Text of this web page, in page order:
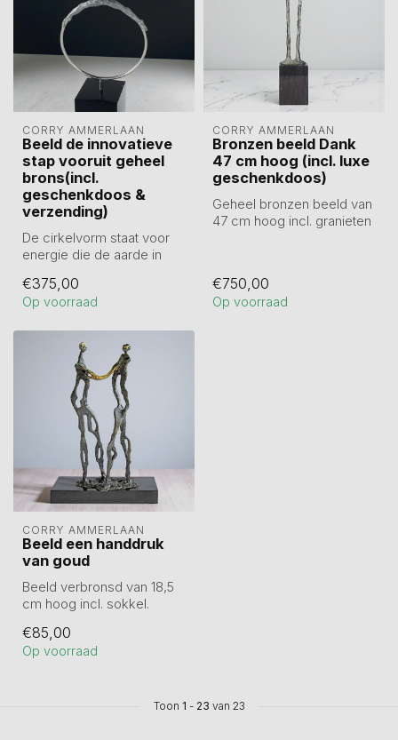
CORRY AMMERLAAN
Beeld de innovatieve
stap vooruit geheel
brons(incl.
geschenkdoos &
verzending)
De cirkelvorm staat voor
energie die de aarde in
levert a...
€375,00
Op voorraad
CORRY AMMERLAAN
Bronzen beeld Dank
47 cm hoog (incl. luxe
geschenkdoos)
Geheel bronzen beeld van
47 cm hoog incl. granieten
€750,00
Op voorraad
CORRY AMMERLAAN
Beeld een handdruk
van goud
Beeld verbronsd van 18,5
cm hoog incl. sokkel.
€85,00
Op voorraad
Toon 1 - 23 van 23